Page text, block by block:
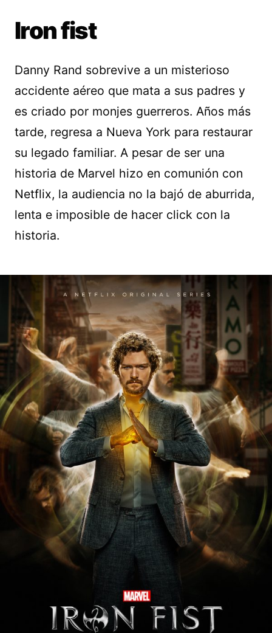
Iron fist
Danny Rand sobrevive a un misterioso
accidente aéreo que mata a sus padres y
es criado por monjes guerreros. Años más
tarde, regresa a Nueva York para restaurar
su legado familiar. A pesar de ser una
historia de Marvel hizo en comunión con
Netflix, la audiencia no la bajó de aburrida,
lenta e imposible de hacer click con la
historia.